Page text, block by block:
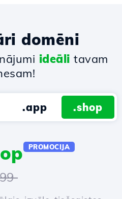
domēni
ideāli tavam
.app .shop
PROMOCIJA